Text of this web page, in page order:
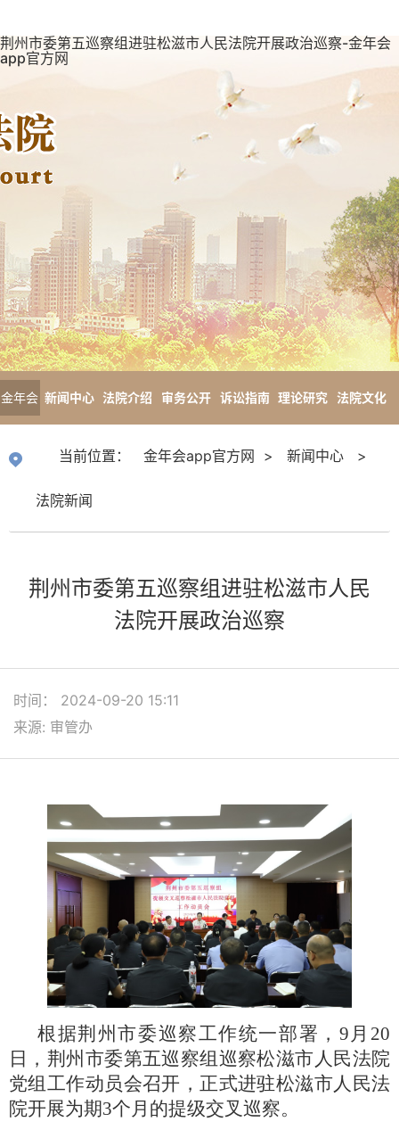
荆州市委第五巡察组进驻松滋市人民法院开展政治巡察-金年会
app官方网
金年会
方网
新闻中心 法院介绍 审务公开 诉讼指南 理论研究 法院文化
当前位置： 金年会app官方网 > 新闻中心 >
法院新闻
荆州市委第五巡察组进驻松滋市人民
法院开展政治巡察
时间： 2024-09-20 15:11
来源: 审管办
根据荆州市委巡察工作统一部署， 9月20
日，荆州市委第五巡察组巡察松滋市人民法院
党组工作动员会召开，正式进驻松滋市人民法
院开展为期3个月的提级交叉巡察。